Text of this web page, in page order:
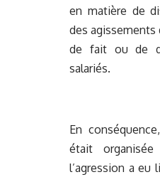
en matière de
des agissements
de fait ou de
salariés.
En
était
l’agression a eu